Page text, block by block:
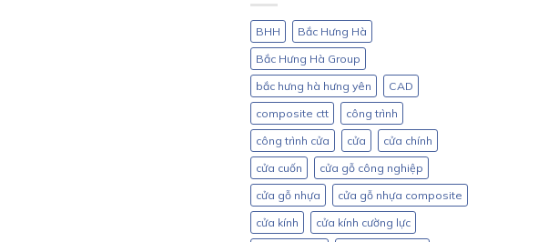
BHH
Bắc Hưng Hà
Bắc Hưng Hà Group
bắc hưng hà hưng yên
CAD
composite ctt
công trình
công trình cửa
cửa
cửa chính
cửa cuốn
cửa gỗ công nghiệp
cửa gỗ nhựa
cửa gỗ nhựa composite
cửa kính
cửa kính cường lực